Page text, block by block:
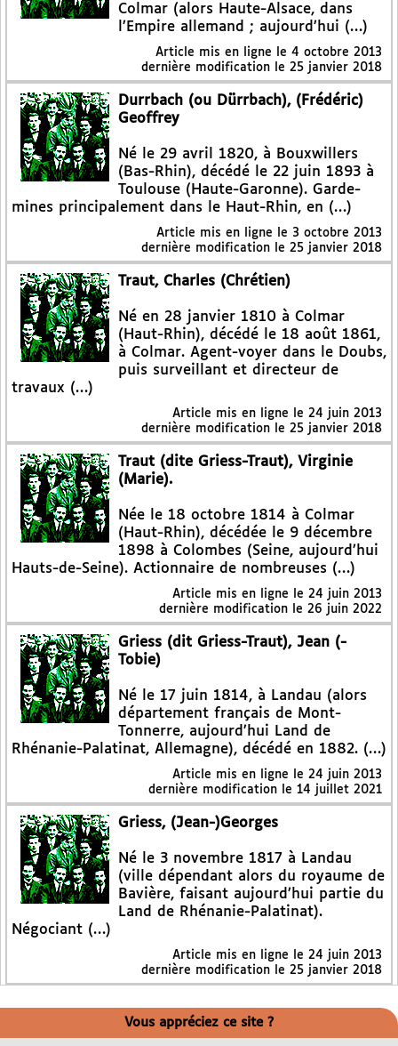
Colmar (alors Haute-Alsace, dans
l’Empire allemand ; aujourd’hui (…)
Article mis en ligne le 4 octobre 2013
dernière modification le 25 janvier 2018
Durrbach (ou Dürrbach), (Frédéric)
Geoffrey
Né le 29 avril 1820, à Bouxwillers
(Bas-Rhin), décédé le 22 juin 1893 à
Toulouse (Haute-Garonne). Garde-
mines principalement dans le Haut-Rhin, en (…)
Article mis en ligne le 3 octobre 2013
dernière modification le 25 janvier 2018
Traut, Charles (Chrétien)
Né en 28 janvier 1810 à Colmar
(Haut-Rhin), décédé le 18 août 1861,
à Colmar. Agent-voyer dans le Doubs,
puis surveillant et directeur de
travaux (…)
Article mis en ligne le 24 juin 2013
dernière modification le 25 janvier 2018
Traut (dite Griess-Traut), Virginie
(Marie).
Née le 18 octobre 1814 à Colmar
(Haut-Rhin), décédée le 9 décembre
1898 à Colombes (Seine, aujourd’hui
Hauts-de-Seine). Actionnaire de nombreuses (…)
Article mis en ligne le 24 juin 2013
dernière modification le 26 juin 2022
Griess (dit Griess-Traut), Jean (-
Tobie)
Né le 17 juin 1814, à Landau (alors
département français de Mont-
Tonnerre, aujourd’hui Land de
Rhénanie-Palatinat, Allemagne), décédé en 1882. (…)
Article mis en ligne le 24 juin 2013
dernière modification le 14 juillet 2021
Griess, (Jean-)Georges
Né le 3 novembre 1817 à Landau
(ville dépendant alors du royaume de
Bavière, faisant aujourd’hui partie du
Land de Rhénanie-Palatinat).
Négociant (…)
Article mis en ligne le 24 juin 2013
dernière modification le 25 janvier 2018
Vous appréciez ce site ?